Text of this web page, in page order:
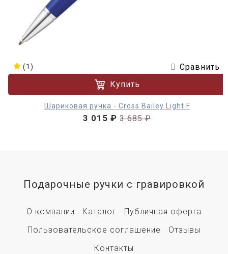
(1)
Сравнить
Купить
Шариковая ручка - Cross Bailey Light F
3 015 ₽ 3 685 ₽
Подарочные ручки с гравировкой
О компании Каталог
Публичная оферта
Пользовательское соглашение
Отзывы
Контакты